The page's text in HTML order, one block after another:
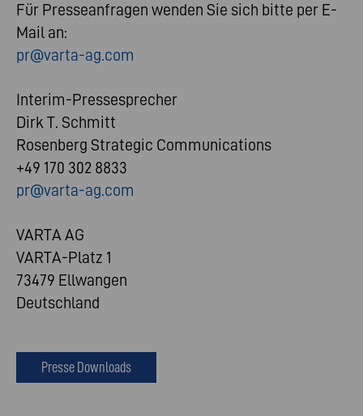
Für Presseanfragen wenden Sie sich bitte per E-
Mail an:
pr@varta-ag.com
Interim-Pressesprecher
Dirk T. Schmitt
Rosenberg Strategic Communications
+49 170 302 8833
pr@varta-ag.com
VARTA AG
VARTA-Platz 1
73479 Ellwangen
Deutschland
Presse Downloads